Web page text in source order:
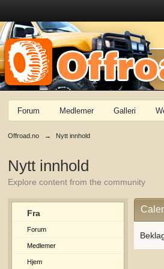
Forum Medlemer Galleri
Offroad.no → Nytt innhold
Nytt innhold
Explore content from the community
Fra
Forum
Medlemer
Hjem